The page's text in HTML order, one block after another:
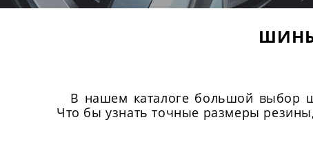
ШИНЫ
В нашем каталоге большой выбор
Что бы узнать точные размеры